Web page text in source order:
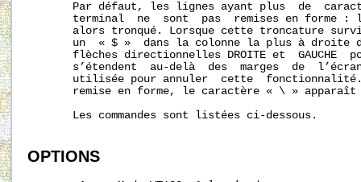
Par défaut, les lignes ayant plus  de
terminal  ne  sont  pas  remises en forme :
alors tronqué. Lorsque cette troncature
un  « $ »  dans la colonne la plus à droite
flèches directionnelles DROITE et  GAUCHE
s’étendent  au-delà  des  marges  de
utilisée pour annuler  cette
remise en forme, le caractère « \ »
       Les commandes sont listées ci-dessous.
OPTIONS